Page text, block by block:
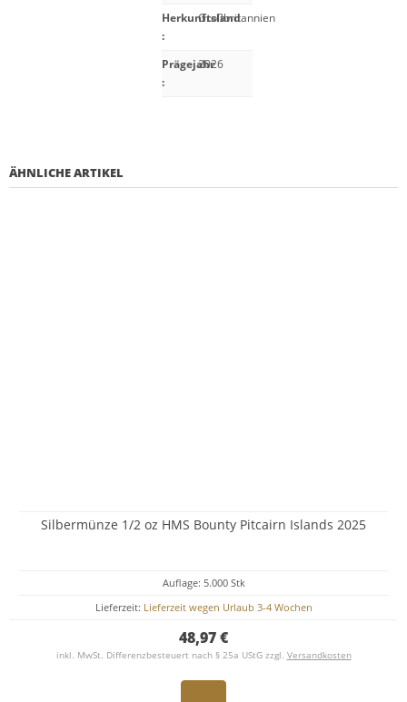
Herkunftsland
:
Großbritannien
Prägejahr
:
2026
ÄHNLICHE ARTIKEL
Silbermünze 1/2 oz HMS Bounty Pitcairn Islands 2025
Auflage: 5.000 Stk
Lieferzeit: Lieferzeit wegen Urlaub 3-4 Wochen
48,97 €
inkl. MwSt. Differenzbesteuert nach § 25a UStG zzgl. Versandkosten